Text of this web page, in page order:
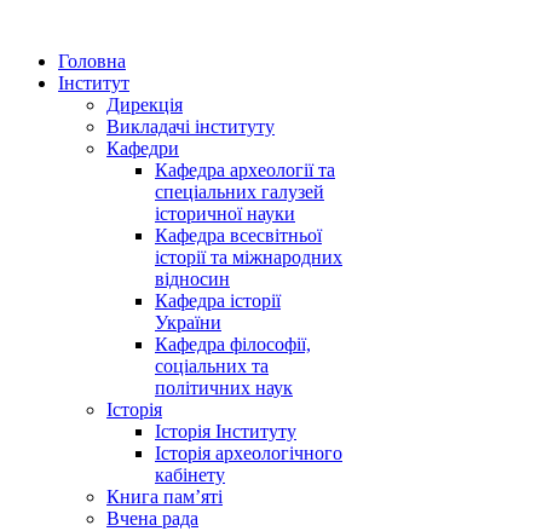
Головна
Інститут
Дирекція
Викладачі інституту
Кафедри
Кафедра археології та
спеціальних галузей
історичної науки
Кафедра всесвітньої
історії та міжнародних
відносин
Кафедра історії
України
Кафедра філософії,
соціальних та
політичних наук
Історія
Історія Інституту
Історія археологічного
кабінету
Книга памʼяті
Вчена рада